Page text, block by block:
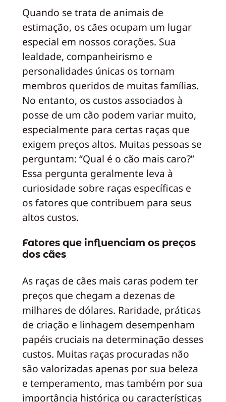
Quando se trata de animais de
estimação, os cães ocupam um lugar
especial em nossos corações. Sua
lealdade, companheirismo e
personalidades únicas os tornam
membros queridos de muitas famílias.
No entanto, os custos associados à
posse de um cão podem variar muito,
especialmente para certas raças que
exigem preços altos. Muitas pessoas se
perguntam: “Qual é o cão mais caro?”
Essa pergunta geralmente leva à
curiosidade sobre raças específicas e
os fatores que contribuem para seus
altos custos.
Fatores que influenciam os preços
dos cães
As raças de cães mais caras podem ter
preços que chegam a dezenas de
milhares de dólares. Raridade, práticas
de criação e linhagem desempenham
papéis cruciais na determinação desses
custos. Muitas raças procuradas não
são valorizadas apenas por sua beleza
e temperamento, mas também por sua
importância histórica ou características